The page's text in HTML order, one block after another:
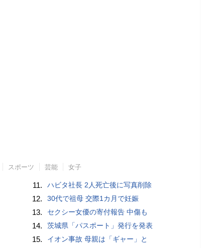
スポーツ 芸能 女子
11. ハビタ社長 2人死亡後に写真削除
12. 30代で祖母 交際1カ月で妊娠
13. セクシー女優の寄付報告 中傷も
14. 茨城県「パスポート」発行を発表
15. イオン事故 母親は「ギャー」と